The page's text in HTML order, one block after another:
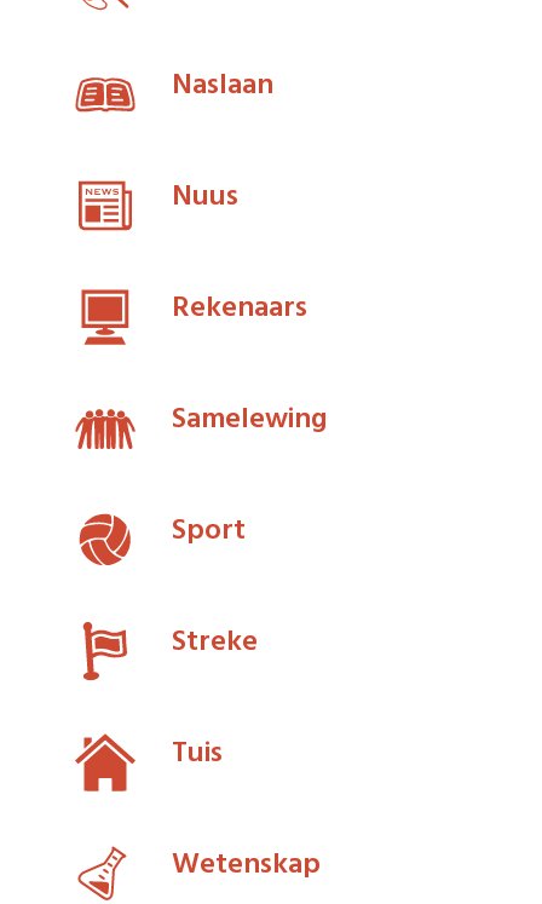
Naslaan
Nuus
Rekenaars
Samelewing
Sport
Streke
Tuis
Wetenskap